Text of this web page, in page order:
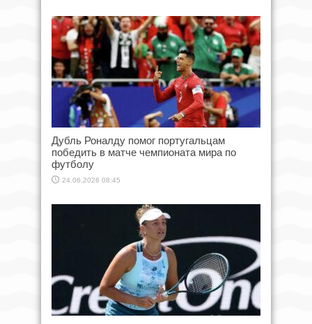
Дубль Роналду помог португальцам
победить в матче чемпионата мира по
футболу
24.06.2026 08:45